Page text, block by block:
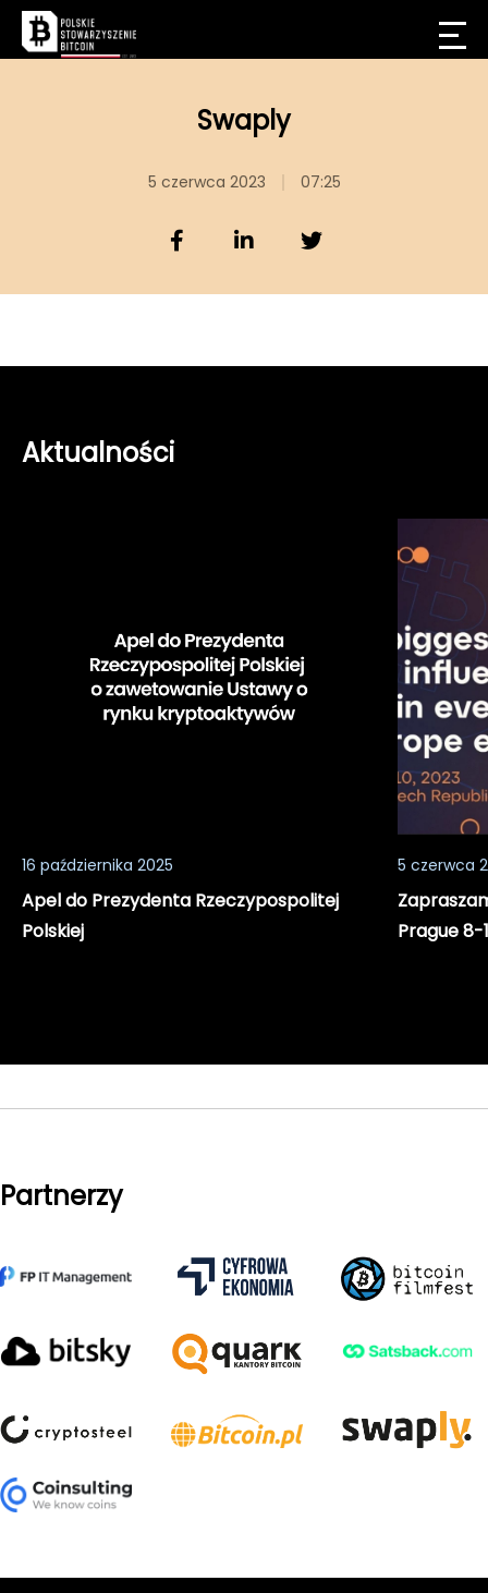
Swaply
5 czerwca 2023 07:25
Aktualności
16 października 2025
Apel do Prezydenta Rzeczypospolitej
Polskiej
do
udziału
w
BTC
Prague
8-
11.06.2023
5 czerwca
Prague 8-
Partnerzy